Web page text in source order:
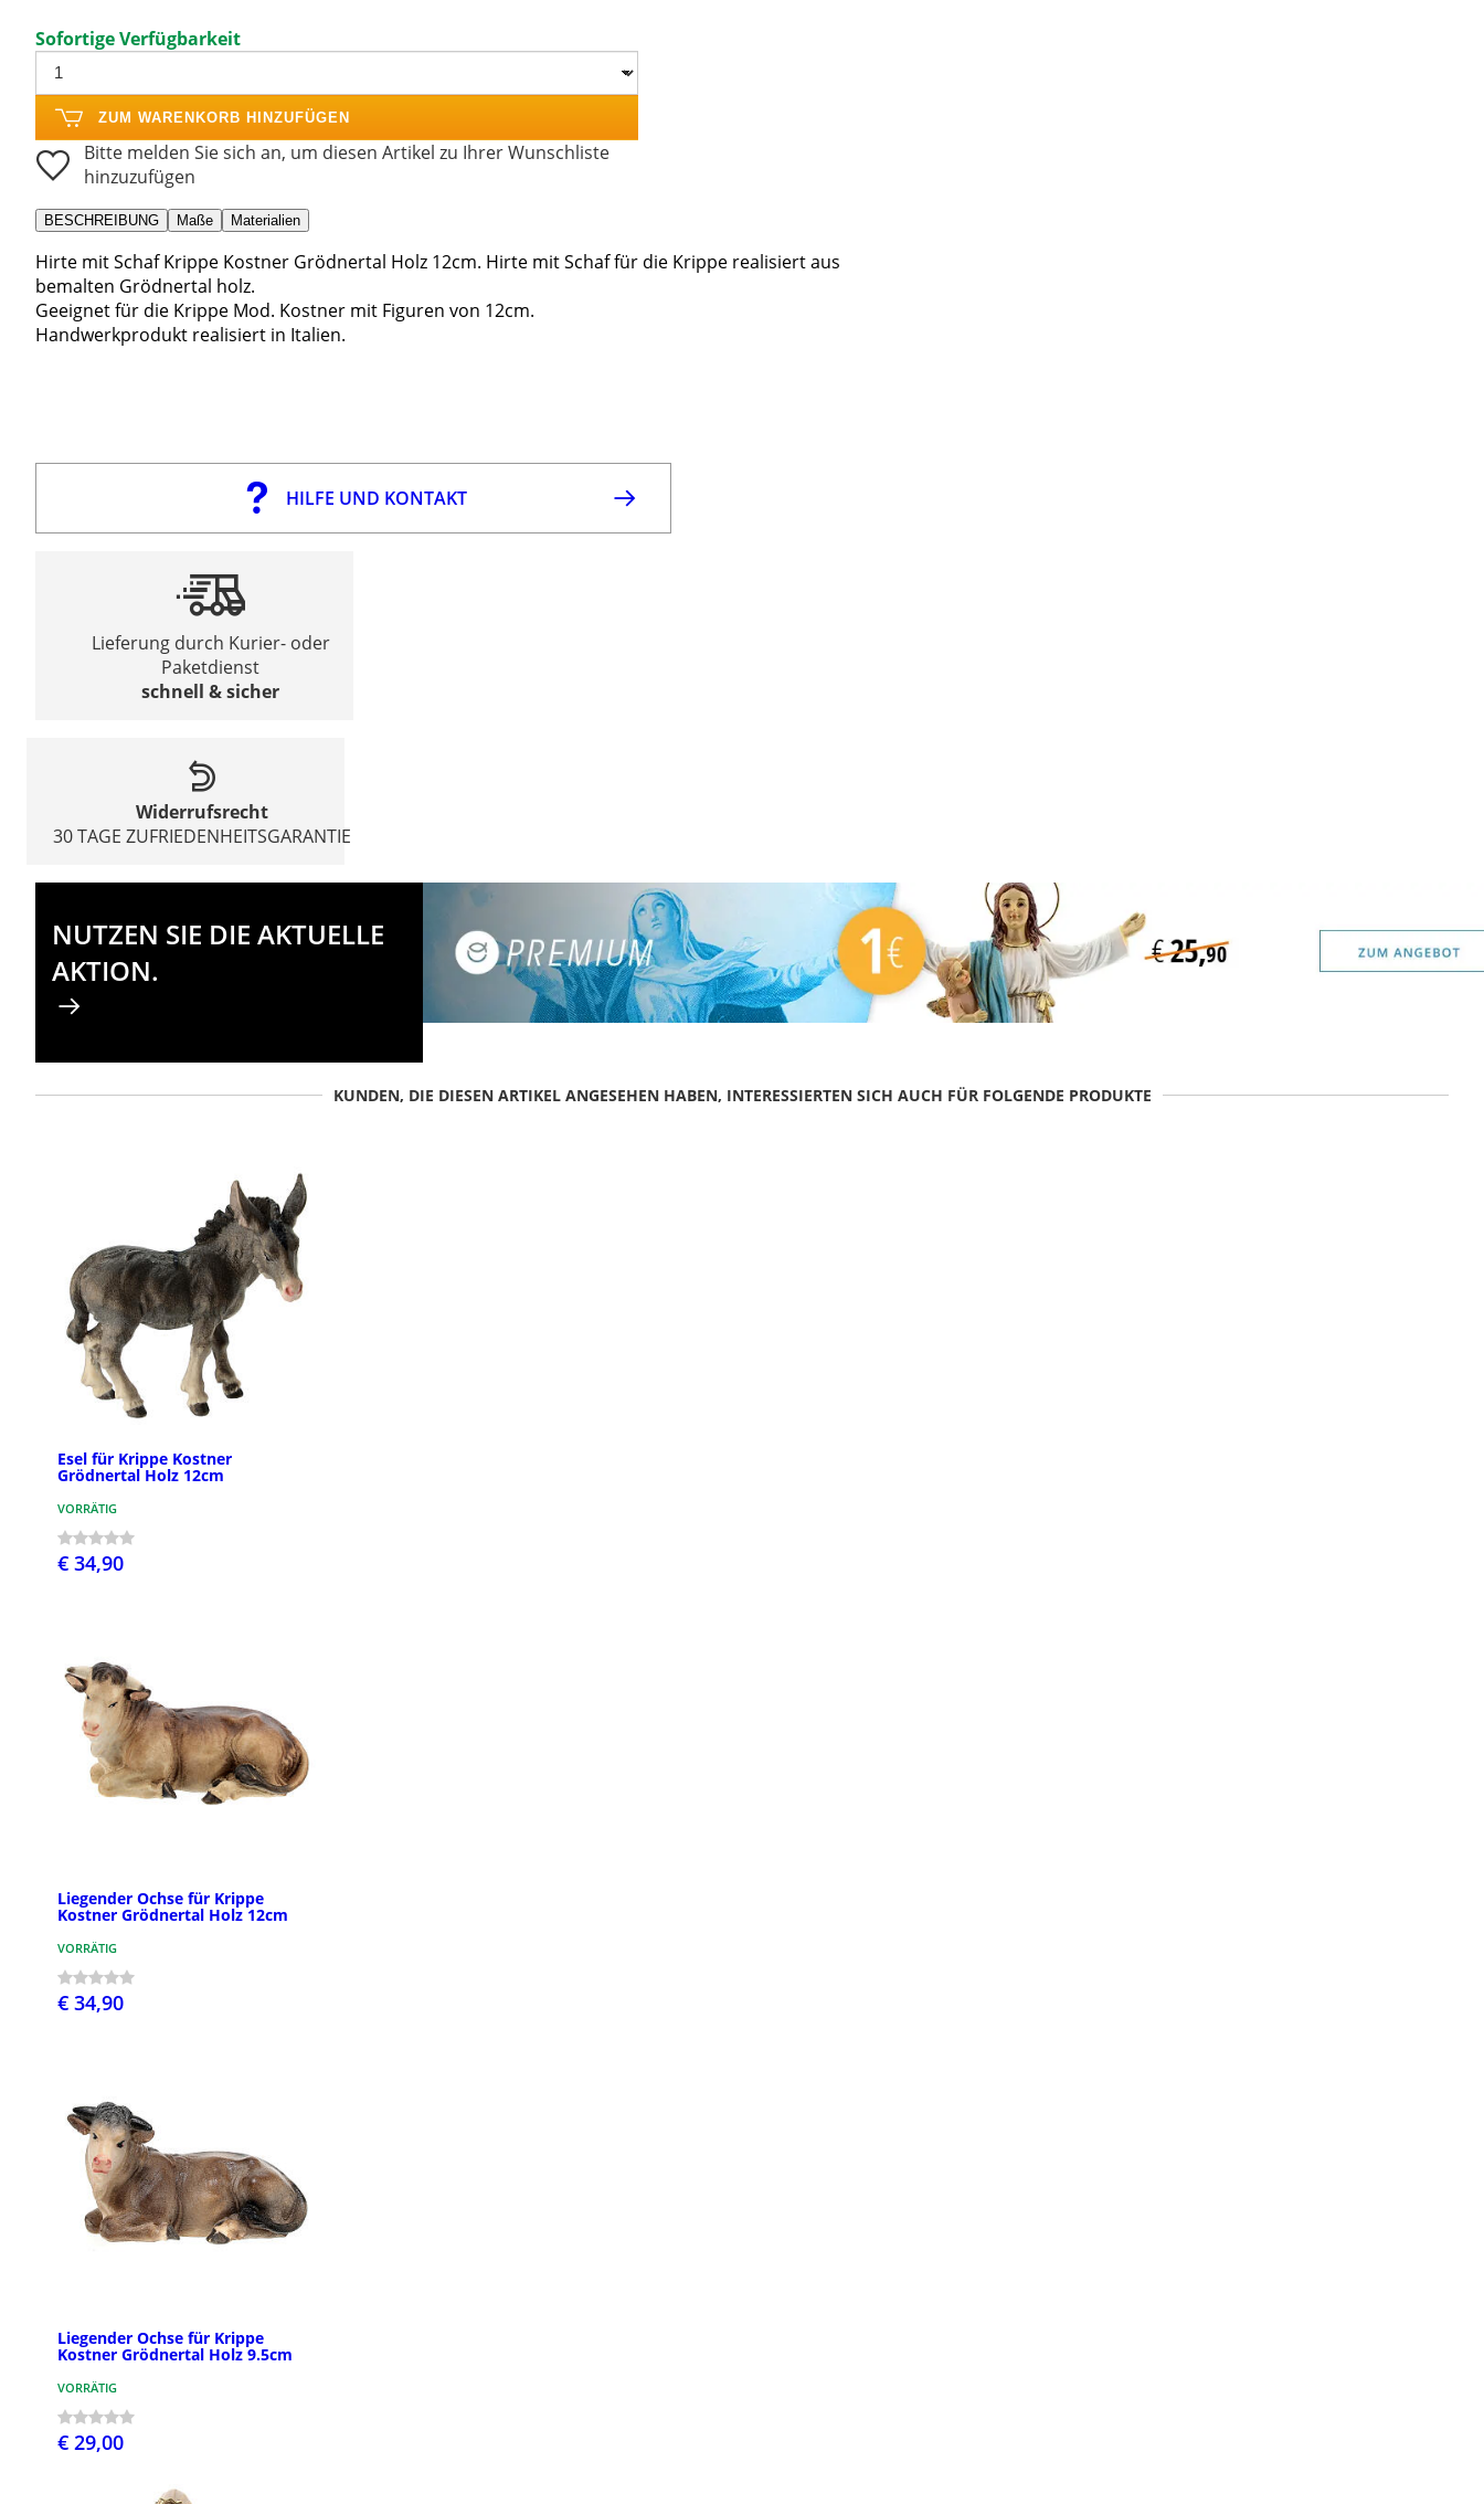
Sofortige Verfügbarkeit
ZUM WARENKORB HINZUFÜGEN
Bitte melden Sie sich an, um diesen Artikel zu Ihrer Wunschliste
hinzuzufügen
BESCHREIBUNG Maße Materialien
Hirte mit Schaf Krippe Kostner Grödnertal Holz 12cm. Hirte mit Schaf für die Krippe realisiert aus
bemalten Grödnertal holz.
Geeignet für die Krippe Mod. Kostner mit Figuren von 12cm.
Handwerkprodukt realisiert in Italien.
HILFE UND KONTAKT
Lieferung durch Kurier- oder
Paketdienst
schnell & sicher
Widerrufsrecht
30 TAGE ZUFRIEDENHEITSGARANTIE
NUTZEN SIE DIE AKTUELLE
AKTION.
KUNDEN, DIE DIESEN ARTIKEL ANGESEHEN HABEN, INTERESSIERTEN SICH AUCH FÜR FOLGENDE PRODUKTE
Esel für Krippe Kostner
Grödnertal Holz 12cm
VORRÄTIG
€ 34,90
Liegender Ochse für Krippe
Kostner Grödnertal Holz 12cm
VORRÄTIG
€ 34,90
Liegender Ochse für Krippe
Kostner Grödnertal Holz 9.5cm
VORRÄTIG
€ 29,00